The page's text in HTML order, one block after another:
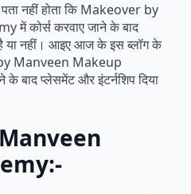
नहीं होता कि Makeover by
कोर्स करवाए जाने के बाद
है या नहीं। आइए आज के इस ब्लॉग के
Manveen Makeup
बाद प्लेसमेंट और इंटर्नशिप दिया